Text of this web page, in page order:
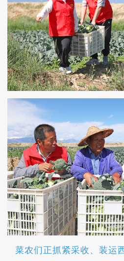
菜农们正抓紧采收、装运